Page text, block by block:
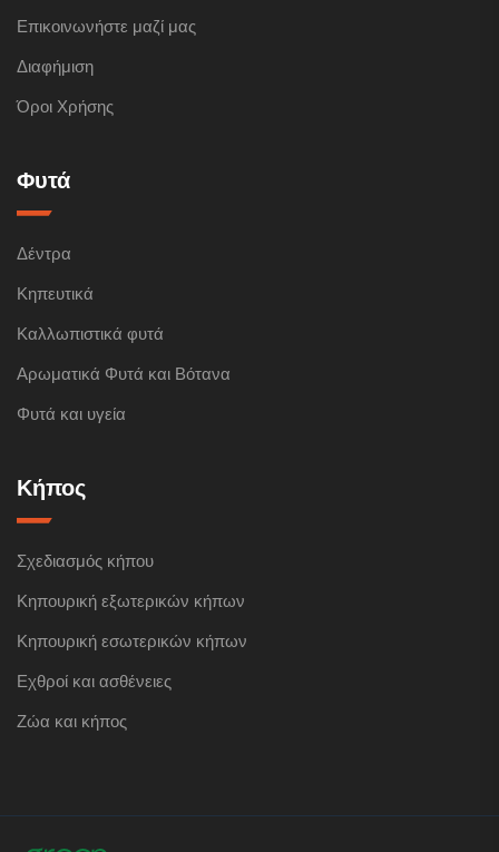
Επικοινωνήστε μαζί μας
Διαφήμιση
Όροι Χρήσης
Φυτά
Δέντρα
Κηπευτικά
Καλλωπιστικά φυτά
Αρωματικά Φυτά και Βότανα
Φυτά και υγεία
Κήπος
Σχεδιασμός κήπου
Κηπουρική εξωτερικών κήπων
Κηπουρική εσωτερικών κήπων
Εχθροί και ασθένειες
Ζώα και κήπος